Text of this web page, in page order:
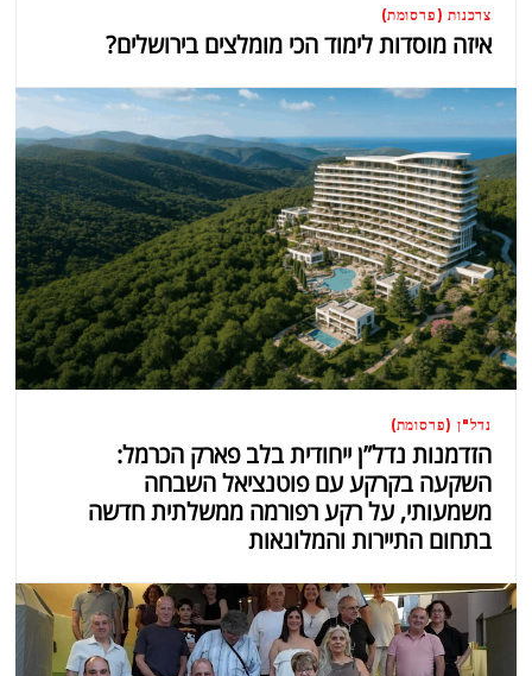
צרכנות (פרסומת)
איזה מוסדות לימוד הכי מומלצים בירושלים?
נדל"ן (פרסומת)
הזדמנות נדל”ן ייחודית בלב פארק הכרמל:
השקעה בקרקע עם פוטנציאל השבחה
משמעותי, על רקע רפורמה ממשלתית חדשה
בתחום התיירות והמלונאות